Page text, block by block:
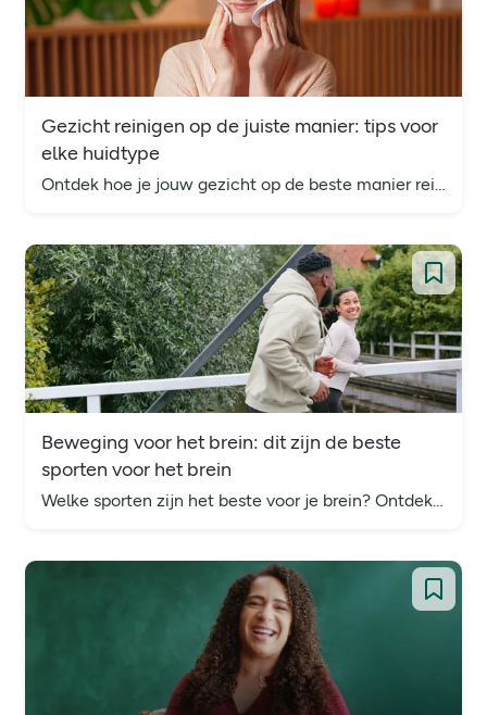
Gezicht reinigen op de juiste manier: tips voor
elke huidtype
Ontdek hoe je jouw gezicht op de beste manier reinigt. Tips en advies per huidtype, inclusief tips voor mannen.
Beweging voor het brein: dit zijn de beste
sporten voor het brein
Welke sporten zijn het beste voor je brein? Ontdek hoe bewegen je geheugen, focus en mentale gezondheid ondersteunt.